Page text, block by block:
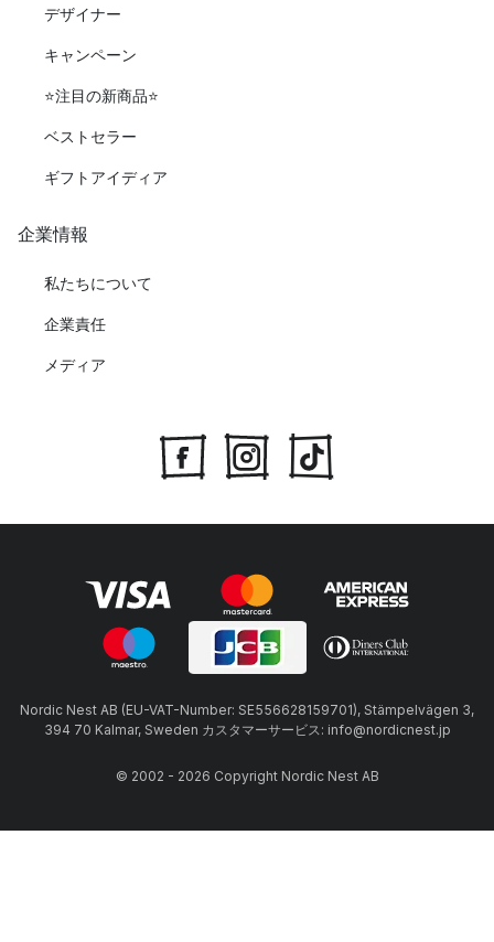
デザイナー
キャンペーン
⭐️注目の新商品⭐️
ベストセラー
ギフトアイディア
企業情報
私たちについて
企業責任
メディア
Nordic Nest AB (EU-VAT-Number: SE556628159701), Stämpelvägen 3,
394 70 Kalmar, Sweden カスタマーサービス: info@nordicnest.jp
© 2002 - 2026 Copyright Nordic Nest AB